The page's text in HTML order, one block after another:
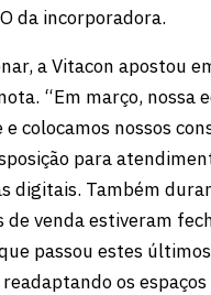
da incorporadora.
a Vitacon apostou
“Em março, nossa
e colocamos nossos
para
digitais. Também
de venda estiveram
passou estes
os